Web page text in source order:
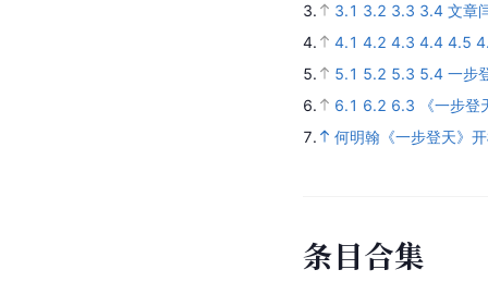
3. 3.1 3.2 3.3 3.4 文章
4.
4.1 4.2 4.3 4.4 4.5
5.
5.1 5.2 5.3 5.4 一步
6.
6.1 6.2 6.3
《一步登
7.
何明翰《一步登天》
条目合集